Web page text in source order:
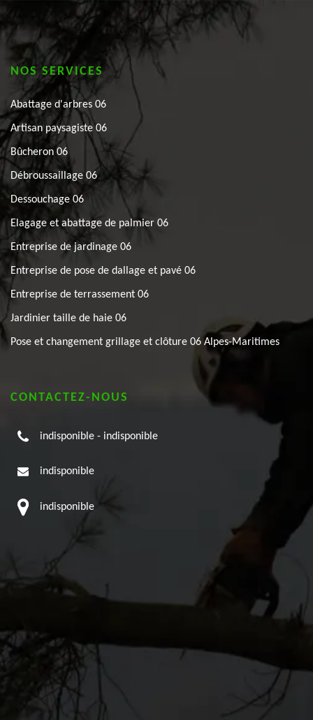
NOS SERVICES
Abattage d'arbres 06
Artisan paysagiste 06
Bûcheron 06
Débroussaillage 06
Dessouchage 06
Elagage et abattage de palmier 06
Entreprise de jardinage 06
Entreprise de pose de dallage et pavé 06
Entreprise de terrassement 06
Jardinier taille de haie 06
Pose et changement grillage et clôture 06 Alpes-Maritimes
CONTACTEZ-NOUS
indisponible - indisponible
indisponible
indisponible